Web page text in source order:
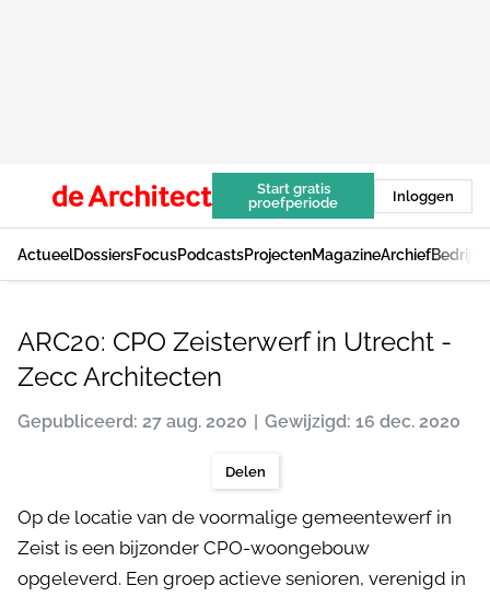
Start gratis
proefperiode
Inloggen
ActueelDossiersFocusPodcastsProjectenMagazineArchief
ARC20: CPO Zeisterwerf in Utrecht -
Zecc Architecten
Gepubliceerd: 27 aug. 2020 Gewijzigd: 16 dec. 2020
Delen
Op de locatie van de voormalige gemeentewerf in
Zeist is een bijzonder CPO-woongebouw
opgeleverd. Een groep actieve senioren, verenigd in